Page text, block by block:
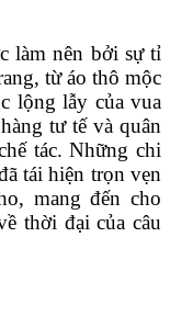
làm nên bởi sự tỉ
từ áo thô mộc
lộng lẫy của vua
tư tế và quân
tác. Những chi
tái hiện trọn vẹn
mang đến cho
thời đại của câu